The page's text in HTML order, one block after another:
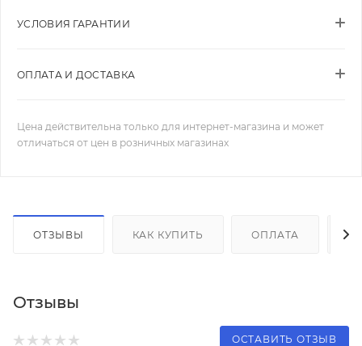
УСЛОВИЯ ГАРАНТИИ
ОПЛАТА И ДОСТАВКА
Цена действительна только для интернет-магазина и может
отличаться от цен в розничных магазинах
ОТЗЫВЫ КАК КУПИТЬ ОПЛАТА
Отзывы
ОСТАВИТЬ ОТЗЫВ